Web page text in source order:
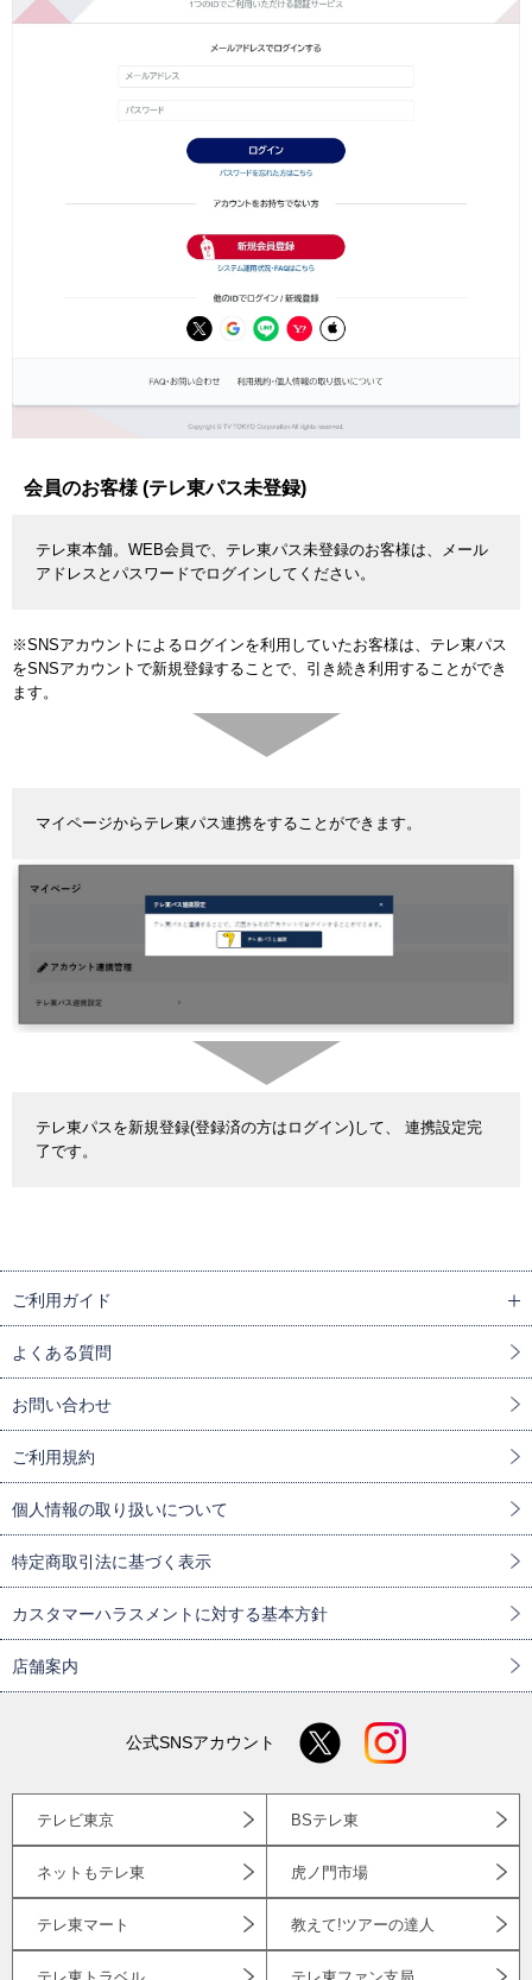
会員のお客様 (テレ東パス未登録)
テレ東本舗。WEB会員で、テレ東パス未登録のお客様は、メール
アドレスとパスワードでログインしてください。
※SNSアカウントによるログインを利用していたお客様は、テレ東パス
をSNSアカウントで新規登録することで、引き続き利用することができ
ます。
マイページからテレ東パス連携をすることができます。
テレ東パスを新規登録(登録済の方はログイン)して、 連携設定完
了です。
ご利用ガイド
よくある質問
お問い合わせ
ご利用規約
個人情報の取り扱いについて
特定商取引法に基づく表示
カスタマーハラスメントに対する基本方針
店舗案内
公式SNSアカウント
テレビ東京 BSテレ東
ネットもテレ東 虎ノ門市場
テレ東マート 教えて!ツアーの達人